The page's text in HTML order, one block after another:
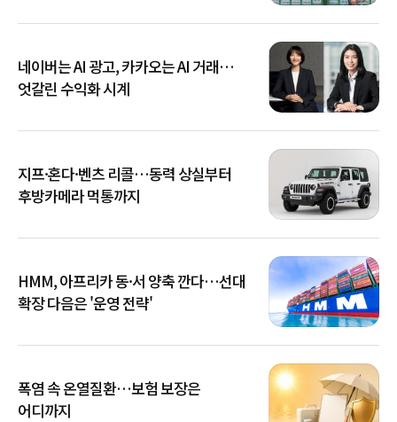
네이버는 AI 광고, 카카오는 AI 거래…
엇갈린 수익화 시계
지프·혼다·벤츠 리콜…동력 상실부터
후방카메라 먹통까지
HMM, 아프리카 동·서 양축 깐다…선대
확장 다음은 '운영 전략'
폭염 속 온열질환…보험 보장은
어디까지